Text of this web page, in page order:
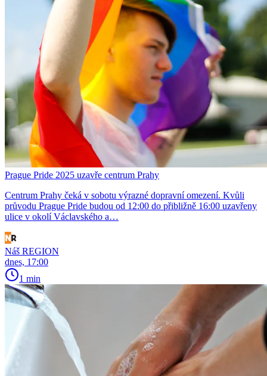
Prague Pride 2025 uzavře centrum Prahy
Centrum Prahy čeká v sobotu výrazné dopravní omezení. Kvůli
průvodu Prague Pride budou od 12:00 do přibližně 16:00 uzavřeny
ulice v okolí Václavského a…
Náš REGION
dnes, 17:00
1 min